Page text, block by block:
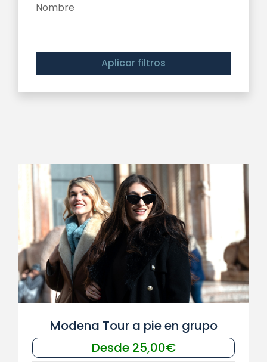
Nombre
Aplicar filtros
Modena Tour a pie en grupo
Desde 25,00€